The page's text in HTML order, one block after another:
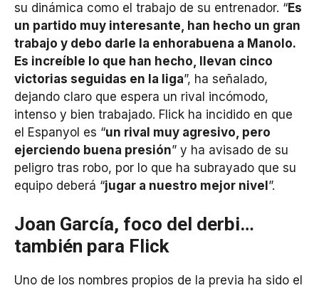
su dinámica como el trabajo de su entrenador. “Es
un partido muy interesante, han hecho un gran
trabajo y debo darle la enhorabuena a Manolo.
Es increíble lo que han hecho, llevan cinco
victorias seguidas en la liga”, ha señalado,
dejando claro que espera un rival incómodo,
intenso y bien trabajado. Flick ha incidido en que
el Espanyol es “un rival muy agresivo, pero
ejerciendo buena presión” y ha avisado de su
peligro tras robo, por lo que ha subrayado que su
equipo deberá “jugar a nuestro mejor nivel ”.
Joan García, foco del derbi…
también para Flick
Uno de los nombres propios de la previa ha sido el